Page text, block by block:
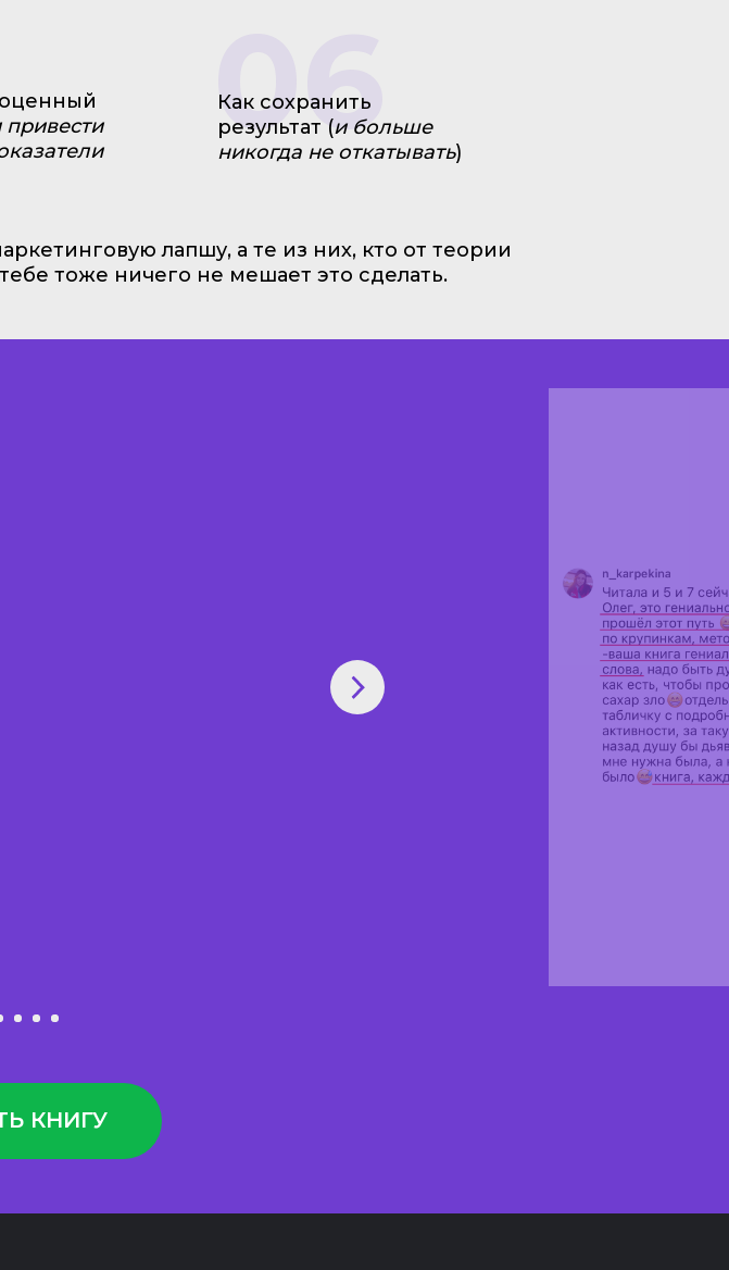
привести
06
Как сохранить
результат (и больше
никогда не откатывать)
лапшу, а те из них, кто от теории
тоже ничего не мешает это сделать.
КНИГУ